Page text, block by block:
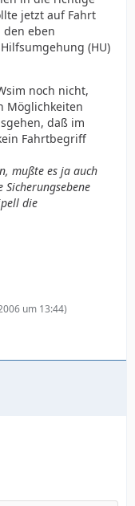
jetzt auf Fahrt
eben
(HU)
noch nicht,
Möglichkeiten
daß im
Fahrtbegriff
mußte es ja auch
die
um 13:44)